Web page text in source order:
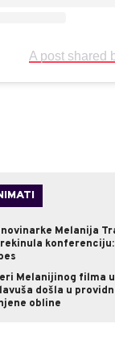
A post shared
Melanija
Melanijinog filma u
došla u
obline